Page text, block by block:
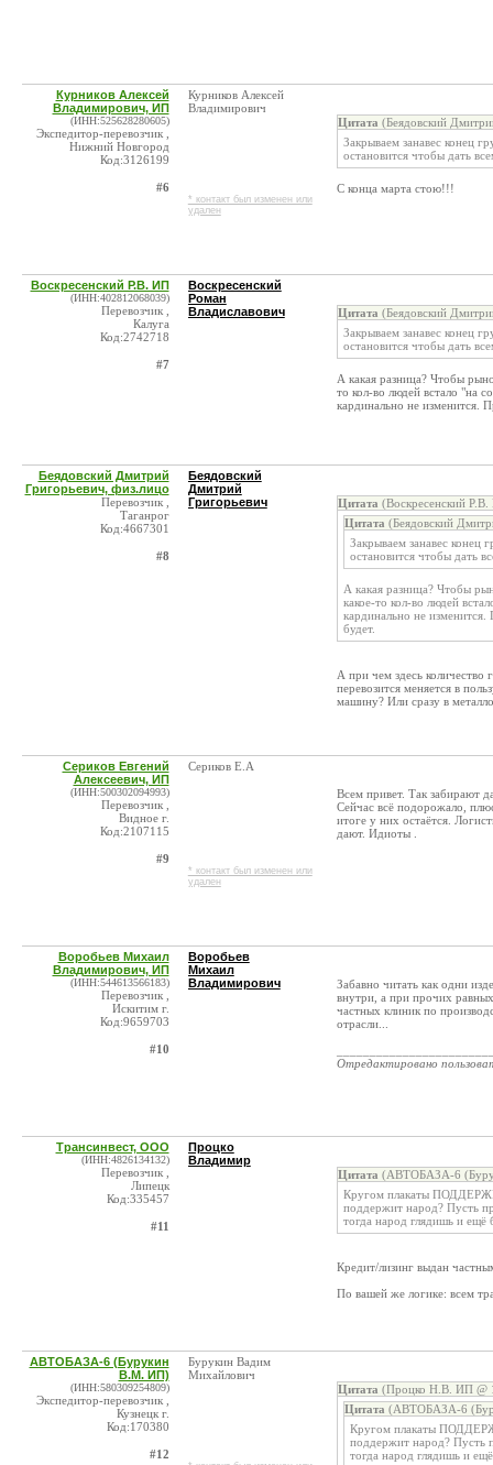
Курников Алексей
Владимирович, ИП
(ИНН:525628280605)
Экспедитор-перевозчик ,
Нижний Новгород
Код:3126199
#6
Курников Алексей
Владимирович
* контакт был изменен или
удален
Цитата (Беядовский
Закрываем занавес конец
остановится чтобы дать
С конца марта стою!!!
Воскресенский Р.В. ИП
(ИНН:402812068039)
Перевозчик ,
Калуга
Код:2742718
#7
Воскресенский
Роман
Владиславович
Цитата (Беядовский
Закрываем занавес конец
остановится чтобы дать
А какая разница? Чтобы
то кол-во людей встало "на
кардинально не изменится.
Беядовский Дмитрий
Григорьевич, физ.лицо
Перевозчик ,
Таганрог
Код:4667301
#8
Беядовский
Дмитрий
Григорьевич
Цитата (Воскресенский
Цитата (Беядовский
Закрываем занавес конец
остановится чтобы дать
А какая разница? Чтобы
какое-то кол-во людей
кардинально не изменится.
будет.
А при чем здесь количество
перевозится меняется в
машину? Или сразу в
Сериков Евгений
Алексеевич, ИП
(ИНН:500302094993)
Перевозчик ,
Видное г.
Код:2107115
#9
Сериков Е.А
* контакт был изменен или
удален
Всем привет. Так забирают
Сейчас всё подорожало,
итоге у них остаётся.
дают. Идиоты .
Воробьев Михаил
Владимирович, ИП
(ИНН:544613566183)
Перевозчик ,
Искитим г.
Код:9659703
#10
Воробьев
Михаил
Владимирович
Забавно читать как одни
внутри, а при прочих
частных клиник по
отрасли...
Отредактировано
Трансинвест, ООО
(ИНН:4826134132)
Перевозчик ,
Липецк
Код:335457
#11
Процко
Владимир
Цитата (АВТОБАЗА-6
Кругом плакаты
поддержит народ? Пусть
тогда народ глядишь и ещё
Кредит/лизинг выдан
По вашей же логике: всем
АВТОБАЗА-6 (Бурукин
В.М. ИП)
(ИНН:580309254809)
Экспедитор-перевозчик ,
Кузнецк г.
Код:170380
#12
Бурукин Вадим
Михайлович
Цитата (Процко Н.В. ИП @
Цитата (АВТОБАЗА-6
Кругом плакаты
поддержит народ? Пусть
тогда народ глядишь и